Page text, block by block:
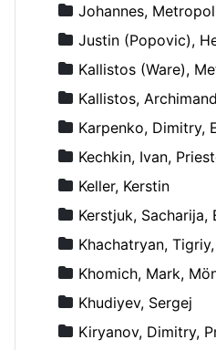
Johannes, Metropolit
Justin (Popovic),
Kallistos (Ware),
Kallistos,
Karpenko, Dimitry,
Kechkin, Ivan,
Keller, Kerstin
Kerstjuk, Sacharija,
Khachatryan,
Khomich, Mark,
Khudiyev, Sergej
Kiryanov, Dimitry,